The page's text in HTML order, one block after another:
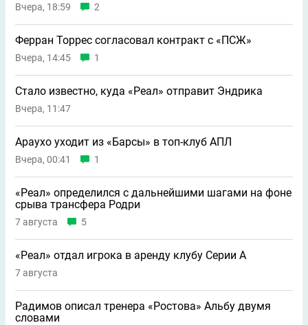
Вчера, 18:59 2
Ферран Торрес согласовал контракт с «ПСЖ»
Вчера, 14:45 1
Стало известно, куда «Реал» отправит Эндрика
Вчера, 11:47
Араухо уходит из «Барсы» в топ-клуб АПЛ
Вчера, 00:41 1
«Реал» определился с дальнейшими шагами на фоне
срыва трансфера Родри
7 августа 5
«Реал» отдал игрока в аренду клубу Серии А
7 августа
Радимов описал тренера «Ростова» Альбу двумя
словами